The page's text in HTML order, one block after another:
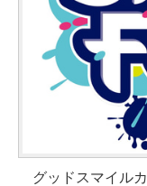
グッドスマイル